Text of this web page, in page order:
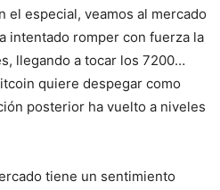
el especial, veamos al mercado
intentado romper con fuerza la
llegando a tocar los 7200…
quiere despegar como
posterior ha vuelto a niveles
tiene un sentimiento